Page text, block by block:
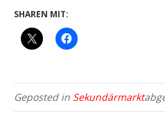
SHAREN MIT:
Geposted in Sekundärmarkt